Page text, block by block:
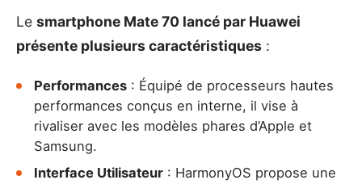
Le smartphone Mate 70 lancé par Huawei
présente plusieurs caractéristiques :
Performances : Équipé de processeurs hautes
performances conçus en interne, il vise à
rivaliser avec les modèles phares d’Apple et
Samsung.
Interface Utilisateur : HarmonyOS propose une